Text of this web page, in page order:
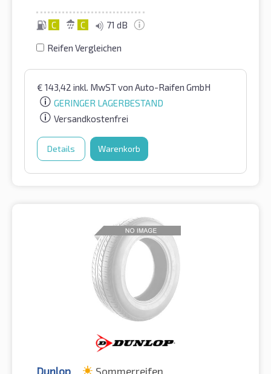
C C 71 dB
Reifen Vergleichen
€ 143,42 inkl. MwSTvon Auto-Raifen GmbH
GERINGER LAGERBESTAND
Versandkostenfrei
Details Warenkorb
Dunlop Sommerreifen